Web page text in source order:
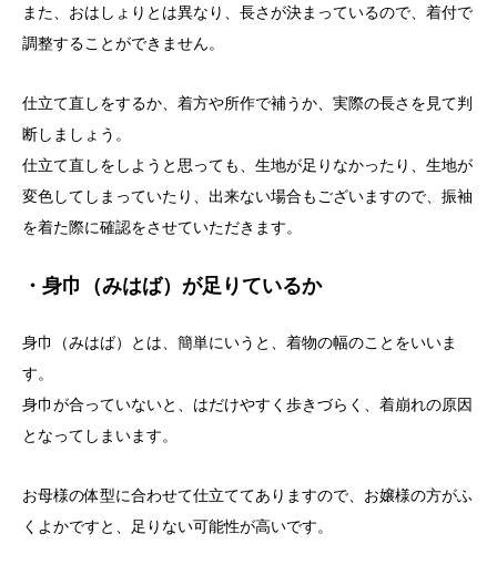
また、おはしょりとは異なり、長さが決まっているので、着付で
調整することができません。
仕立て直しをするか、着方や所作で補うか、実際の長さを見て判
断しましょう。
仕立て直しをしようと思っても、生地が足りなかったり、生地が
変色してしまっていたり、出来ない場合もございますので、振袖
を着た際に確認をさせていただきます。
・身巾（みはば）が足りているか
身巾（みはば）とは、簡単にいうと、着物の幅のことをいいま
す。
身巾が合っていないと、はだけやすく歩きづらく、着崩れの原因
となってしまいます。
お母様の体型に合わせて仕立ててありますので、お嬢様の方がふ
くよかですと、足りない可能性が高いです。